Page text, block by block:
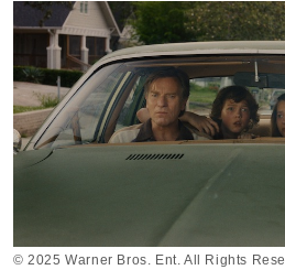
© 2025 Warner Bros. Ent. All Rights